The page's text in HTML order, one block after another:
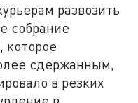
развозить
собрание
сдержанным,
в резких